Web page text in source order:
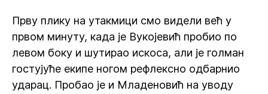
Прву плику на утакмици смо видели већ у
првом минуту, када је Вукојевић пробио по
левом боку и шутирао искоса, али је голман
гостујуће екипе ногом рефлексно одбарнио
ударац. Пробао је и Младеновић на уводу